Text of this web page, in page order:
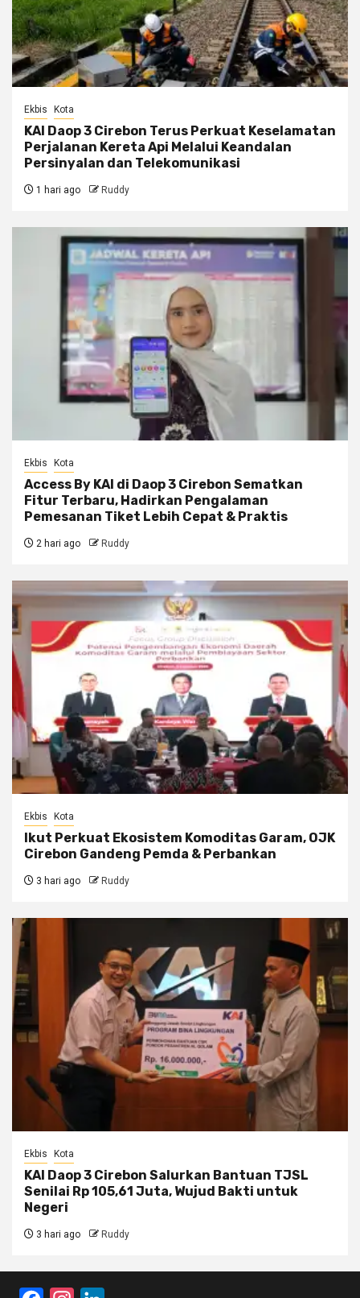
Ekbis Kota
KAI Daop 3 Cirebon Terus Perkuat Keselamatan
Perjalanan Kereta Api Melalui Keandalan
Persinyalan dan Telekomunikasi
1 hari ago Ruddy
Ekbis Kota
Access By KAI di Daop 3 Cirebon Sematkan
Fitur Terbaru, Hadirkan Pengalaman
Pemesanan Tiket Lebih Cepat & Praktis
2 hari ago Ruddy
Ekbis Kota
Ikut Perkuat Ekosistem Komoditas Garam, OJK
Cirebon Gandeng Pemda & Perbankan
3 hari ago Ruddy
Ekbis Kota
KAI Daop 3 Cirebon Salurkan Bantuan TJSL
Senilai Rp 105,61 Juta, Wujud Bakti untuk
Negeri
3 hari ago Ruddy